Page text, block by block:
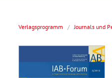
Verlagsprogramm / Journals und